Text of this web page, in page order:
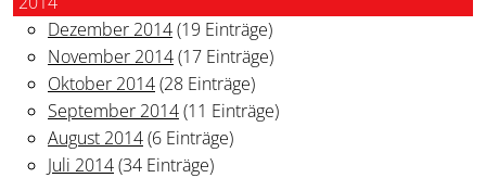
Dezember 2014(19 Einträge)
November 2014(17 Einträge)
Oktober 2014(28 Einträge)
September 2014(11 Einträge)
August 2014(6 Einträge)
Juli 2014(34 Einträge)